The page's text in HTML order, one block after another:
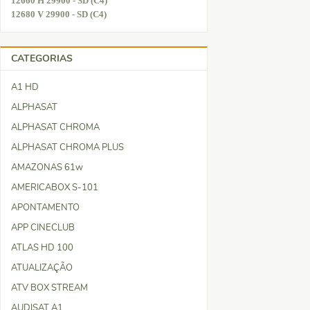
12680 V 29900 - SD (C4)
CATEGORIAS
A1 HD
ALPHASAT
ALPHASAT CHROMA
ALPHASAT CHROMA PLUS
AMAZONAS 61w
AMERICABOX S-101
APONTAMENTO
APP CINECLUB
ATLAS HD 100
ATUALIZAÇÃO
ATV BOX STREAM